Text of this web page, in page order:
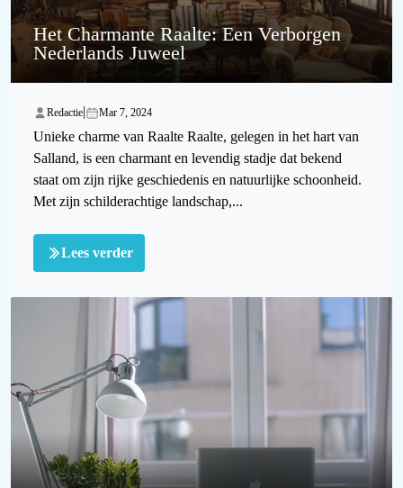
Het Charmante Raalte: Een Verborgen
Nederlands Juweel
Redactie| Mar 7, 2024
Unieke charme van Raalte Raalte, gelegen in het hart van
Salland, is een charmant en levendig stadje dat bekend
staat om zijn rijke geschiedenis en natuurlijke schoonheid.
Met zijn schilderachtige landschap,...
Lees verder